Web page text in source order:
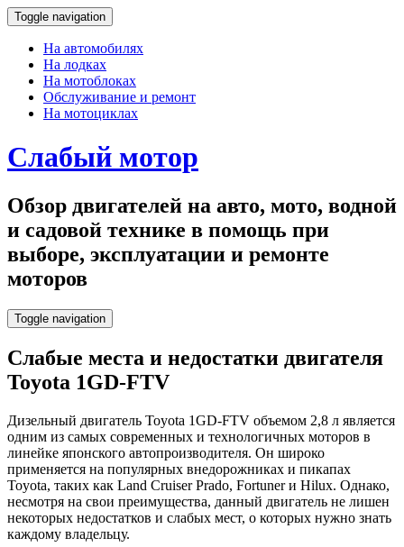
Toggle navigation
На автомобилях
На лодках
На мотоблоках
Обслуживание и ремонт
На мотоциклах
Слабый мотор
Обзор двигателей на авто, мото, водной
и садовой технике в помощь при
выборе, эксплуатации и ремонте
моторов
Toggle navigation
Слабые места и недостатки двигателя
Toyota 1GD-FTV
Дизельный двигатель Toyota 1GD-FTV объемом 2,8 л является
одним из самых современных и технологичных моторов в
линейке японского автопроизводителя. Он широко
применяется на популярных внедорожниках и пикапах
Toyota, таких как Land Cruiser Prado, Fortuner и Hilux. Однако,
несмотря на свои преимущества, данный двигатель не лишен
некоторых недостатков и слабых мест, о которых нужно знать
каждому владельцу.